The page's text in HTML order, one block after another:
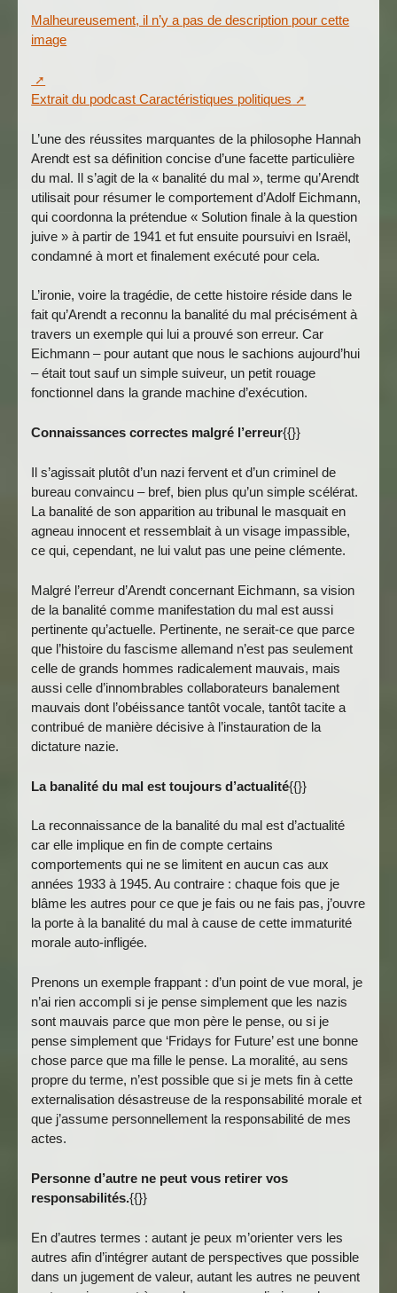
Malheureusement, il n’y a pas de description pour cette
image
Extrait du podcast Caractéristiques politiques
L’une des réussites marquantes de la philosophe Hannah
Arendt est sa définition concise d’une facette particulière
du mal. Il s’agit de la « banalité du mal », terme qu’Arendt
utilisait pour résumer le comportement d’Adolf Eichmann,
qui coordonna la prétendue « Solution finale à la question
juive » à partir de 1941 et fut ensuite poursuivi en Israël,
condamné à mort et finalement exécuté pour cela.
L’ironie, voire la tragédie, de cette histoire réside dans le
fait qu’Arendt a reconnu la banalité du mal précisément à
travers un exemple qui lui a prouvé son erreur. Car
Eichmann – pour autant que nous le sachions aujourd’hui
– était tout sauf un simple suiveur, un petit rouage
fonctionnel dans la grande machine d’exécution.
Connaissances correctes malgré l’erreur{{}}
Il s’agissait plutôt d’un nazi fervent et d’un criminel de
bureau convaincu – bref, bien plus qu’un simple scélérat.
La banalité de son apparition au tribunal le masquait en
agneau innocent et ressemblait à un visage impassible,
ce qui, cependant, ne lui valut pas une peine clémente.
Malgré l’erreur d’Arendt concernant Eichmann, sa vision
de la banalité comme manifestation du mal est aussi
pertinente qu’actuelle. Pertinente, ne serait-ce que parce
que l’histoire du fascisme allemand n’est pas seulement
celle de grands hommes radicalement mauvais, mais
aussi celle d’innombrables collaborateurs banalement
mauvais dont l’obéissance tantôt vocale, tantôt tacite a
contribué de manière décisive à l’instauration de la
dictature nazie.
La banalité du mal est toujours d’actualité{{}}
La reconnaissance de la banalité du mal est d’actualité
car elle implique en fin de compte certains
comportements qui ne se limitent en aucun cas aux
années 1933 à 1945. Au contraire : chaque fois que je
blâme les autres pour ce que je fais ou ne fais pas, j’ouvre
la porte à la banalité du mal à cause de cette immaturité
morale auto-infligée.
Prenons un exemple frappant : d’un point de vue moral, je
n’ai rien accompli si je pense simplement que les nazis
sont mauvais parce que mon père le pense, ou si je
pense simplement que ‘Fridays for Future’ est une bonne
chose parce que ma fille le pense. La moralité, au sens
propre du terme, n’est possible que si je mets fin à cette
externalisation désastreuse de la responsabilité morale et
que j’assume personnellement la responsabilité de mes
actes.
Personne d’autre ne peut vous retirer vos
responsabilités.{{}}
En d’autres termes : autant je peux m’orienter vers les
autres afin d’intégrer autant de perspectives que possible
dans un jugement de valeur, autant les autres ne peuvent